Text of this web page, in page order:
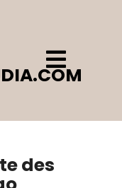
Open
Menu
des